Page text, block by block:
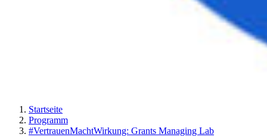
Startseite
Programm
#VertrauenMachtWirkung: Grants Managing Lab